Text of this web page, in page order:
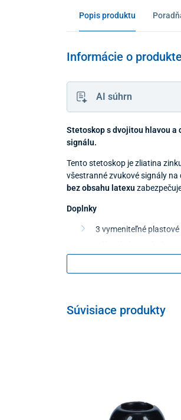
Popis produktu
Informácie o produkte
AI súhrn
Stetoskop s dvojitou hlavou
signálu.
Tento stetoskop je zliatina
všestranné zvukové signály na
bez obsahu latexu
Doplnky
3 vymeniteľné
1 pár čiernych oliviek
Stetoskop je vhodný pre
Súvisiace produkty